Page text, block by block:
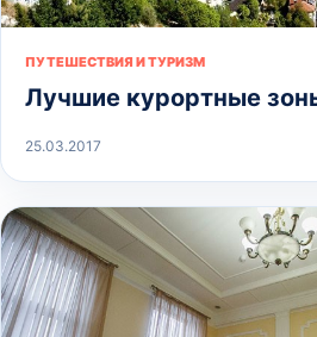
ПУТЕШЕСТВИЯ И ТУРИЗМ
Лучшие курортные
25.03.2017